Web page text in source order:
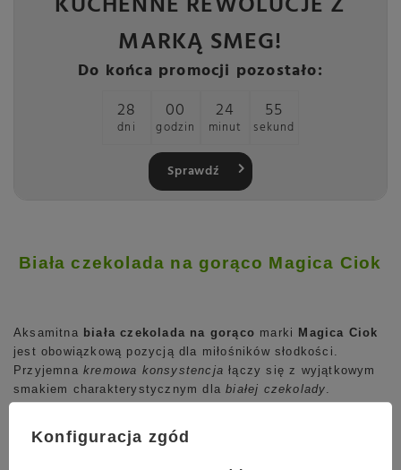
MARKĄ SMEG!
Do końca promocji pozostało:
28
dni
00
godzin
24
minut
54
sekund
Sprawdź
Biała czekolada na gorąco Magica Ciok
Aksamitna biała czekolada na gorąco marki Magica Ciok
jest obowiązkową pozycją dla miłośników słodkości.
Przyjemna kremowa konsystencja łączy się z wyjątkowym
smakiem charakterystycznym dlabiałej czekolady
Czekolada jest niezwykle prosta w przygotowaniu i może
doskonale rozgrzeje. Dodatkowo czekolada na gorąco
Konfiguracja zgód